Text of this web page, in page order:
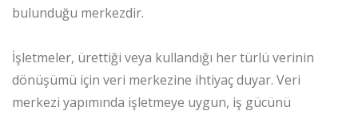
bulunduğu merkezdir.
İşletmeler, ürettiği veya kullandığı her türlü verinin
dönüşümü için veri merkezine ihtiyaç duyar. Veri
merkezi yapımında işletmeye uygun, iş gücünü